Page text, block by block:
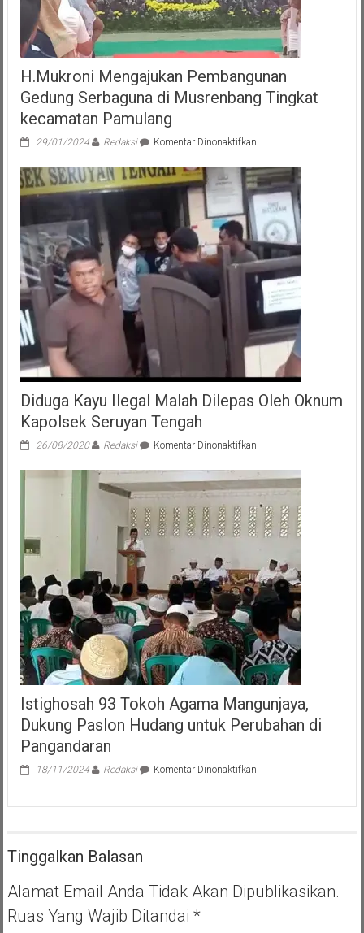
H.Mukroni Mengajukan Pembangunan
Gedung Serbaguna di Musrenbang Tingkat
kecamatan Pamulang
29/01/2024 Redaksi Komentar Dinonaktifkanpada
Mengajukan
Pembangunan
Gedung
Serbaguna
di
Musrenbang
Tingkat
kecamatan
Pamulang
Diduga Kayu Ilegal Malah Dilepas Oleh Oknum
Kapolsek Seruyan Tengah
26/08/2020 Redaksi Komentar Dinonaktifkanpada
Kayu
Ilegal
Malah
Dilepas
Oleh
Kapolsek
Seruyan
Tengah
Istighosah 93 Tokoh Agama Mangunjaya,
Dukung Paslon Hudang untuk Perubahan di
Pangandaran
18/11/2024 Redaksi Komentar Dinonaktifkanpada
Hudang
untuk
Tinggalkan Balasan
Alamat Email Anda Tidak Akan Dipublikasikan.
Ruas Yang Wajib Ditandai *